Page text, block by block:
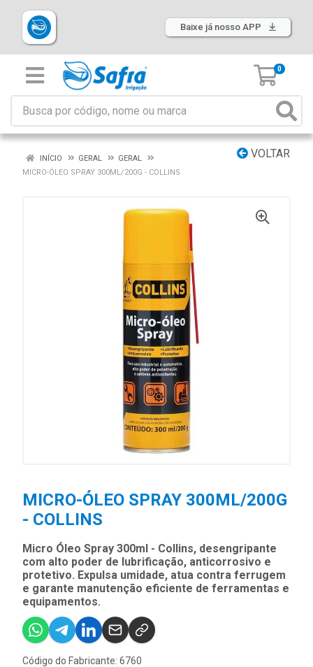
Baixe já nosso APP
0
VOLTAR
INÍCIO GERAL
GERAL
MICRO-ÓLEO SPRAY 300ML/200G - COLLINS
MICRO-ÓLEO SPRAY 300ML/200G
- COLLINS
Micro Óleo Spray 300ml - Collins, desengripante
com alto poder de lubrificação, anticorrosivo e
protetivo. Expulsa umidade, atua contra ferrugem
e garante manutenção eficiente de ferramentas e
equipamentos.
Código do Fabricante: 6760